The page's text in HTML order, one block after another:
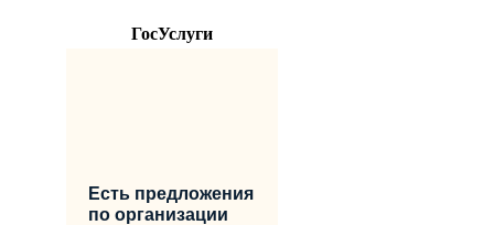
ГосУслуги
Есть предложения
по организации